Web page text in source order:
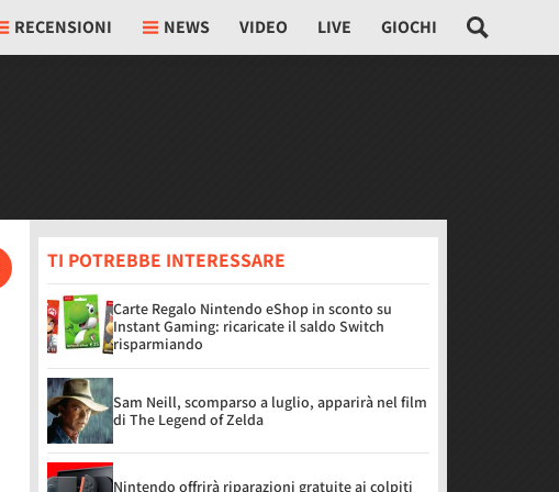
RECENSIONI NEWS VIDEO LIVE GIOCHI
TI POTREBBE INTERESSARE
Carte Regalo Nintendo eShop in sconto su
Instant Gaming: ricaricate il saldo Switch
risparmiando
Sam Neill, scomparso a luglio, apparirà nel film
di The Legend of Zelda
Nintendo offrirà riparazioni gratuite ai colpiti